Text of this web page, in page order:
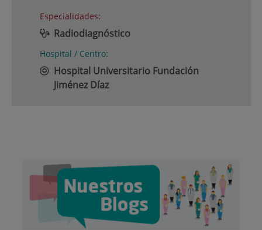
Especialidades:
Radiodiagnóstico
Hospital / Centro:
Hospital Universitario Fundación
Jiménez Díaz